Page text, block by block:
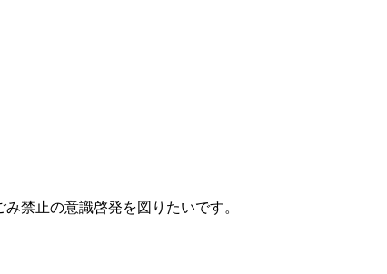
禁止の意識啓発を図りたいです。